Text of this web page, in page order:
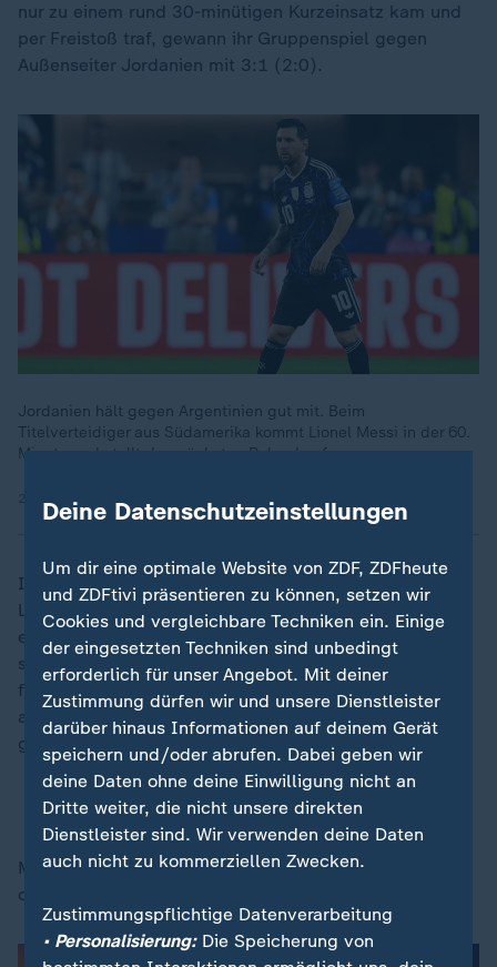
nur zu einem rund 30-minütigen Kurzeinsatz kam und
per Freistoß traf, gewann ihr Gruppenspiel gegen
Außenseiter Jordanien mit 3:1 (2:0).
Jordanien hält gegen Argentinien gut mit. Beim
Titelverteidiger aus Südamerika kommt Lionel Messi in der 60.
Minute und stellt den nächsten Rekord auf.
28.06.2026 | 8:01 min
In Dallas trafen Giovani Lo Celso (19.) per Freistoß,
Lautaro Martínez (31., Foulelfmeter) und der
eingewechselte Messi (80.) für die Albiceleste, die
schon vor Anpfiff als Gewinner der Gruppe J
festgestanden hatte. Messi hat damit in sieben
aufeinanderfolgenden WM-Spielen mindestens einmal
getroffen - was vor ihm noch keiner geschafft hat.
Jordanien gegen Argentinien in der Statistik
Musa Al-Taamari (55.) ließ Jordanien jubeln, für das
die erste WM dennoch endete.
Deine Datenschutzeinstellungen
Um dir eine optimale Website von ZDF, ZDFheute
und ZDFtivi präsentieren zu können, setzen wir
Cookies und vergleichbare Techniken ein. Einige
der eingesetzten Techniken sind unbedingt
erforderlich für unser Angebot. Mit deiner
Zustimmung dürfen wir und unsere Dienstleister
darüber hinaus Informationen auf deinem Gerät
speichern und/oder abrufen. Dabei geben wir
deine Daten ohne deine Einwilligung nicht an
Dritte weiter, die nicht unsere direkten
Dienstleister sind. Wir verwenden deine Daten
auch nicht zu kommerziellen Zwecken.
Zustimmungspflichtige Datenverarbeitung
• Personalisierung:Die Speicherung von